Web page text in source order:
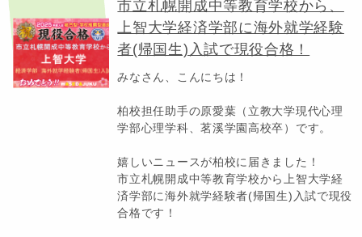
市立札幌開成中等教育学校から、
上智大学経済学部に海外就学経験
者(帰国生)入試で現役合格！
みなさん、こんにちは！
柏校担任助手の原愛葉（立教大学現代心理
学部心理学科、茗溪学園高校卒）です。
嬉しいニュースが柏校に届きました！
市立札幌開成中等教育学校から上智大学経
済学部に海外就学経験者(帰国生)入試で現役
合格です！